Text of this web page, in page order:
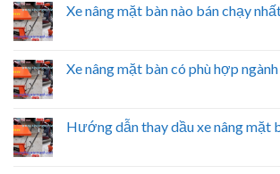
Xe nâng mặt bàn nào bán chạy
Xe nâng mặt bàn có phù hợp
Hướng dẫn thay dầu xe nâng mặt